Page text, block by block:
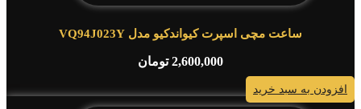
ساعت مچی اسپرت کیواندکیو مدل VQ94J023Y
2,600,000 تومان
افزودن به سبد خرید